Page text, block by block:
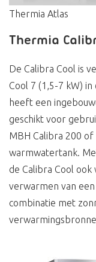
Thermia Atlas
Thermia
De Calibra Cool is
Cool 7 (1,5-7 kW)
heeft een
geschikt voor
MBH Calibra 200
warmwatertank.
de Calibra Cool
verwarmen van
combinatie met